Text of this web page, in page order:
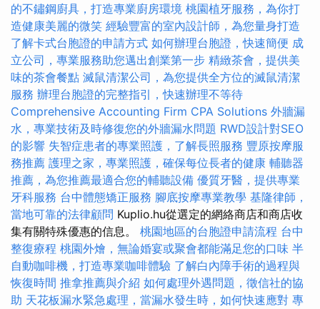
的不鏽鋼廚具，打造專業廚房環境 桃園植牙服務，為你打
造健康美麗的微笑 經驗豐富的室內設計師，為您量身打造
了解卡式台胞證的申請方式 如何辦理台胞證，快速簡便 成
立公司，專業服務助您邁出創業第一步 精緻茶會，提供美
味的茶會餐點 滅鼠清潔公司，為您提供全方位的滅鼠清潔
服務 辦理台胞證的完整指引，快速辦理不等待
Comprehensive Accounting Firm CPA Solutions 外牆漏
水，專業技術及時修復您的外牆漏水問題 RWD設計對SEO
的影響 失智症患者的專業照護，了解長照服務 豐原按摩服
務推薦 護理之家，專業照護，確保每位長者的健康 輔聽器
推薦，為您推薦最適合您的輔聽設備 優質牙醫，提供專業
牙科服務 台中體態矯正服務 腳底按摩專業教學 基隆律師，
當地可靠的法律顧問 Kuplio.hu從選定的網絡商店和商店收
集有關特殊優惠的信息。 桃園地區的台胞證申請流程 台中
整復療程 桃園外燴，無論婚宴或聚會都能滿足您的口味 半
自動咖啡機，打造專業咖啡體驗 了解白內障手術的過程與
恢復時間 推拿推薦與介紹 如何處理外遇問題，徵信社的協
助 天花板漏水緊急處理，當漏水發生時，如何快速應對 專